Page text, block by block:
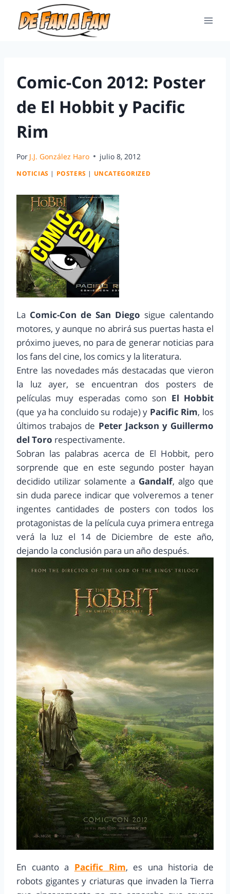
Comic-Con 2012: Poster
de El Hobbit y Pacific
Rim
Por J.J. González Haro julio 8, 2012
NOTICIAS | POSTERS | UNCATEGORIZED
La Comic-Con de San Diego sigue calentando
motores, y aunque no abrirá sus puertas hasta el
próximo jueves, no para de generar noticias para
los fans del cine, los comics y la literatura.
Entre las novedades más destacadas que vieron
la luz ayer, se encuentran dos posters de
películas muy esperadas como son El Hobbit
(que ya ha concluido su rodaje) y Pacific Rim, los
últimos trabajos de Peter Jackson y Guillermo
del Toro respectivamente.
Sobran las palabras acerca de El Hobbit, pero
sorprende que en este segundo poster hayan
decidido utilizar solamente a Gandalf, algo que
sin duda parece indicar que volveremos a tener
ingentes cantidades de posters con todos los
protagonistas de la película cuya primera entrega
verá la luz el 14 de Diciembre de este año,
dejando la conclusión para un año después.
En cuanto a Pacific Rim, es una historia de
robots gigantes y criaturas que invaden la Tierra